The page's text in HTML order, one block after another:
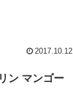
2017.10.12
ン マンゴー